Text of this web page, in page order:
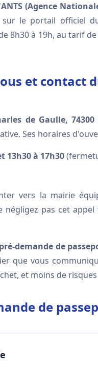
ANTS (Agence
le portail officiel
8h30 à 19h, au tarif
et contact
de Gaulle, 74300
Ses horaires
13h30 à 17h30
vers la mairie
négligez pas cet
pré-demande de
que vous
et moins de
de